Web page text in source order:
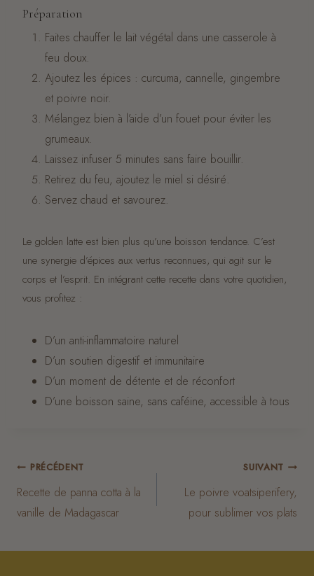
Préparation
Faites chauffer le lait végétal dans une casserole à
feu doux.
Ajoutez les épices : curcuma, cannelle, gingembre
et poivre noir.
Mélangez bien à l’aide d’un fouet pour éviter les
grumeaux.
Laissez infuser 5 minutes sans faire bouillir.
Retirez du feu, ajoutez le miel si désiré.
Servez chaud et savourez.
Le golden latte est bien plus qu’une boisson tendance. C’est
une synergie d’épices aux vertus reconnues, qui agit sur le
corps et l’esprit. En intégrant cette recette dans votre quotidien,
vous profitez :
D’un anti-inflammatoire naturel
D’un soutien digestif et immunitaire
D’un moment de détente et de réconfort
D’une boisson saine, sans caféine, accessible à tous
Navigation
de
l’article
PRÉCÉDENT
Recette de panna cotta à la
vanille de Madagascar
SUIVANT
Le poivre voatsiperifery,
pour sublimer vos plats